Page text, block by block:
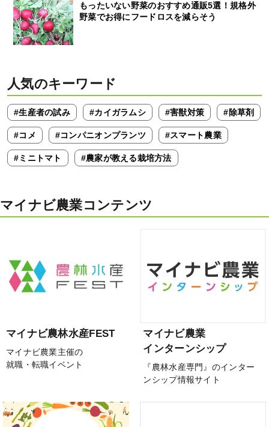
もったいない野菜のおすすめ通販5選！規格外
野菜でお得にフードロスを減らそう
人気のキーワード
#生産者の試み #カイガラムシ #害獣対策 #除草剤
#コメ #コンパニオンプランツ #スマート農業
#ミニトマト #農家が教える栽培方法
マイナビ農業コンテンツ
マイナビ農林水産FEST
マイナビ農業主催の
就職・転職イベント
マイナビ農業
インターンシップ
『農林水産専門』のインター
ンシップ情報サイト